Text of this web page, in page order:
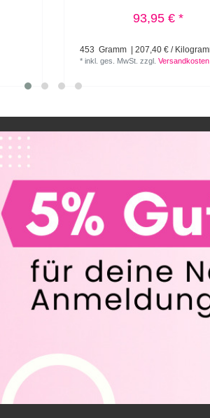
93,95 € *
453 Gramm | 207,40 € /
*inkl. ges. MwSt. zzgl.Versandkosten